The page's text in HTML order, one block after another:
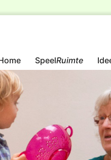
SpeelRuimte